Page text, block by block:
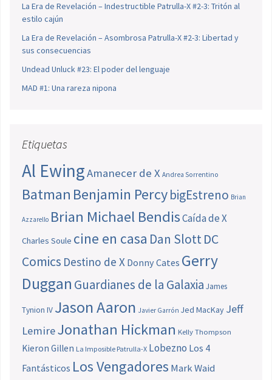
La Era de Revelación – Indestructible Patrulla-X #2-3: Tritón al
estilo cajún
La Era de Revelación – Asombrosa Patrulla-X #2-3: Libertad y
sus consecuencias
Undead Unluck #23: El poder del lenguaje
MAD #1: Una rareza nipona
Etiquetas
Al EwingAmanecer de X Andrea Sorrentino
Batman Benjamin PercybigEstreno Brian
Azzarello Brian Michael BendisCaída de X
Charles Soule cine en casa Dan SlottDC
Comics Destino de X Donny Cates Gerry
Duggan Guardianes de la Galaxia James
Tynion IV Jason Aaron Javier Garrón Jed MacKay Jeff
LemireJonathan Hickman Kelly Thompson
Kieron Gillen La Imposible Patrulla-X Lobezno Los 4
Fantásticos Los Vengadores Mark Waid